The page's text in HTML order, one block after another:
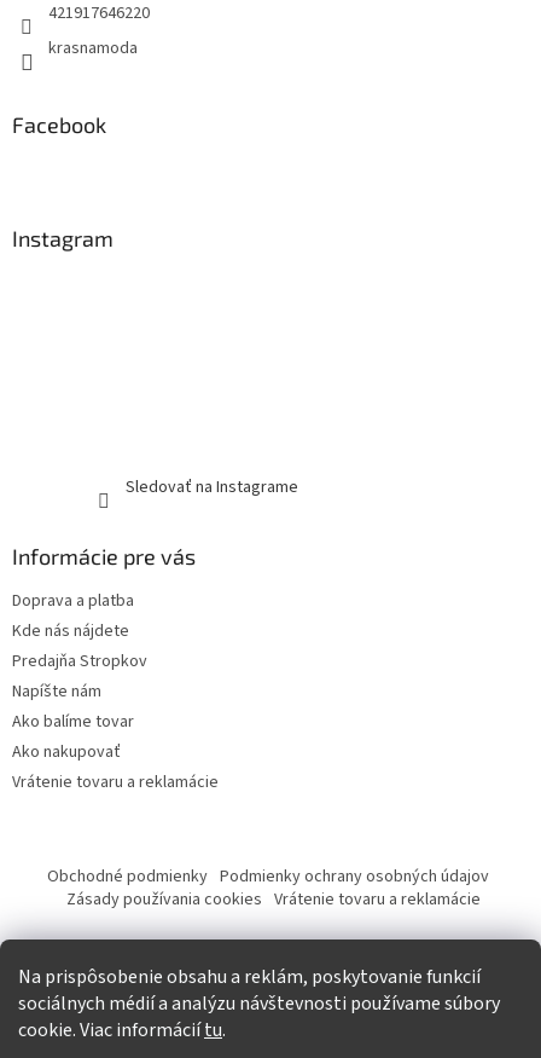
Na prispôsobenie obsahu a reklám, poskytovanie funkcií
sociálnych médií a analýzu návštevnosti používame súbory
cookie. Viac informáciítu.
421917646220
krasnamoda
Facebook
Instagram
Sledovať na Instagrame
Informácie pre vás
Doprava a platba
Kde nás nájdete
Predajňa Stropkov
Napíšte nám
Ako balíme tovar
Ako nakupovať
Vrátenie tovaru a reklamácie
Obchodné podmienky Podmienky ochrany osobných údajov
Zásady používania cookies Vrátenie tovaru a reklamácie
Tvorba eshopu a SEO optimalizácia